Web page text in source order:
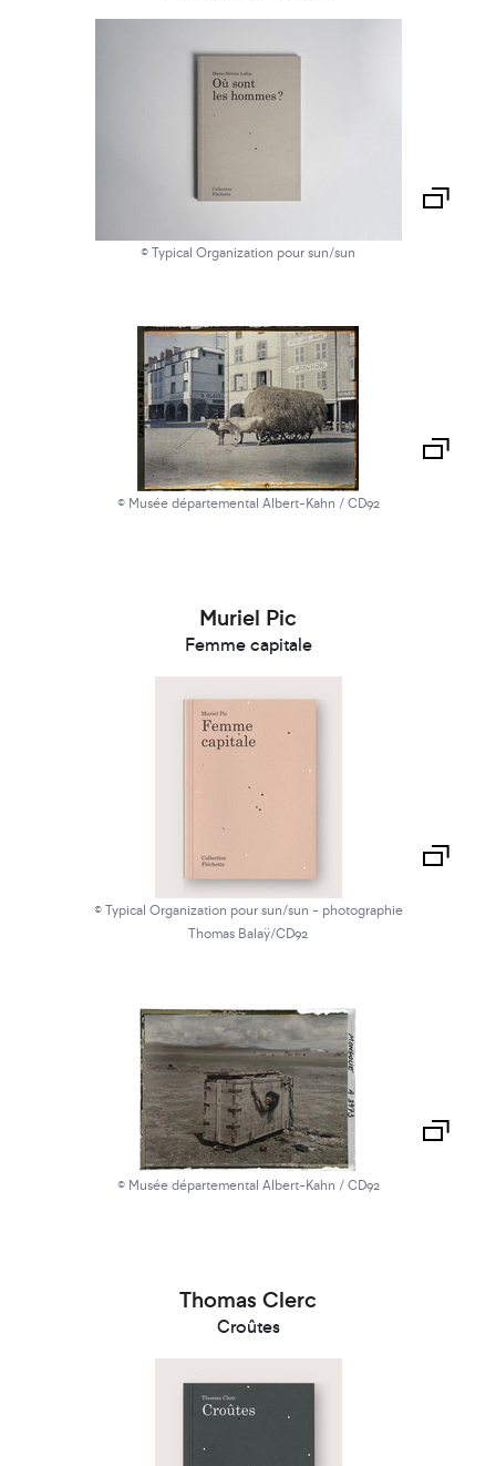
© Typical Organization pour sun/sun
© Musée départemental Albert-Kahn / CD92
Muriel Pic
Femme capitale
© Typical Organization pour sun/sun - photographie
Thomas Balaÿ/CD92
© Musée départemental Albert-Kahn / CD92
Thomas Clerc
Croûtes